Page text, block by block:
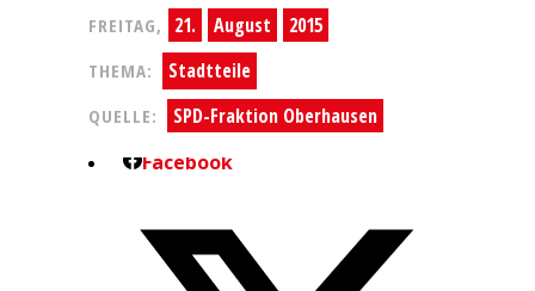
FREITAG, 21. August 2015
THEMA: Stadtteile
QUELLE:
SPD-Fraktion Oberhausen
Facebook